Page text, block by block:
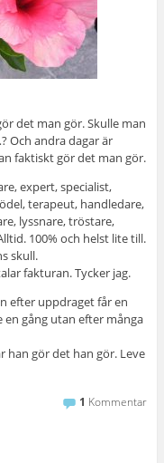
det man gör. Skulle man
Och andra dagar är
faktiskt gör det man gör.
expert, specialist,
terapeut, handledare,
lyssnare, tröstare,
100% och helst lite till.
skull.
fakturan. Tycker jag.
efter uppdraget får en
en gång utan efter många
han gör det han gör. Leve
1 Kommentar